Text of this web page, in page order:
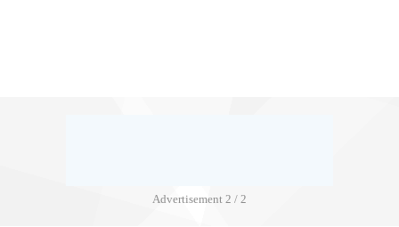
Advertisement 2 / 2